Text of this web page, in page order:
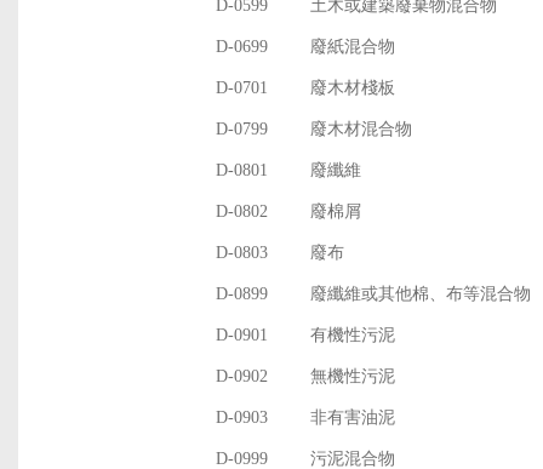
D-0599 土木或建築廢棄物混合物
D-0699 廢紙混合物
D-0701 廢木材棧板
D-0799 廢木材混合物
D-0801 廢纖維
D-0802 廢棉屑
D-0803 廢布
D-0899 廢纖維或其他棉、布等混合物
D-0901 有機性污泥
D-0902 無機性污泥
D-0903 非有害油泥
D-0999 污泥混合物